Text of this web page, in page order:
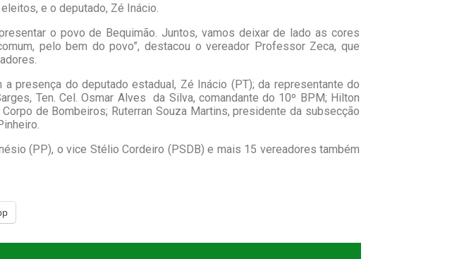
e o deputado, Zé Inácio.
o povo de Bequimão. Juntos, vamos deixar de lado as cores
pelo bem do povo”, destacou o vereador Professor Zeca, que
presença do deputado estadual, Zé Inácio (PT); da representante do
Ten. Cel. Osmar Alves da Silva, comandante do 10º BPM; Hilton
de Bombeiros; Ruterran Souza Martins, presidente da subsecção
(PP), o vice Stélio Cordeiro (PSDB) e mais 15 vereadores também